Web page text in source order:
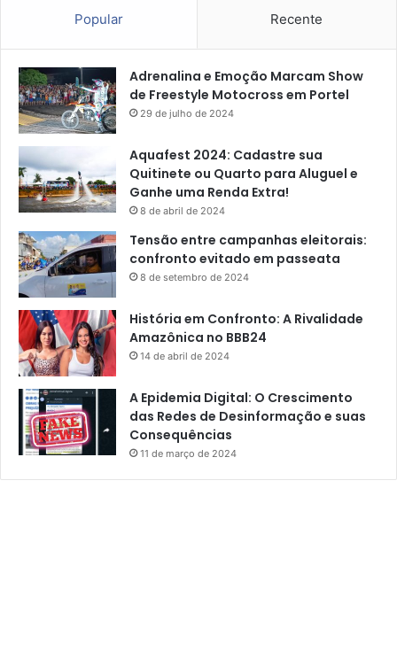
Popular Recente
Adrenalina e Emoção Marcam Show
de Freestyle Motocross em Portel
29 de julho de 2024
Aquafest 2024: Cadastre sua
Quitinete ou Quarto para Aluguel e
Ganhe uma Renda Extra!
8 de abril de 2024
Tensão entre campanhas eleitorais:
confronto evitado em passeata
8 de setembro de 2024
História em Confronto: A Rivalidade
Amazônica no BBB24
14 de abril de 2024
A Epidemia Digital: O Crescimento
das Redes de Desinformação e suas
Consequências
11 de março de 2024